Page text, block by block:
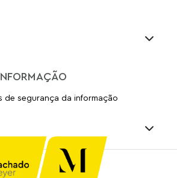
de segurança da informação